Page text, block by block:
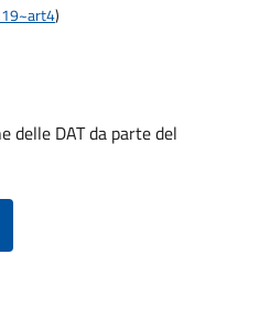
)
delle DAT da parte del